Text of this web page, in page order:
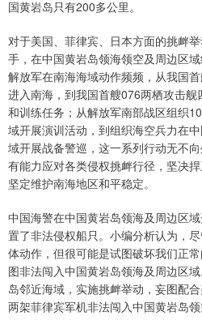
国黄岩岛只有200多公里。
对于美国、菲律宾、日本方面的挑衅
手，在中国黄岩岛领海领空及周边区
解放军在南海海域动作频频，从我国首
进入南海，到我国首艘076两栖攻击
和训练任务；从解放军南部战区组织
域开展演训活动，到组织海空兵力在
域开展战备警巡，这一系列行动无不向
有能力应对各类侵权挑衅行径，坚决
坚定维护南海地区和平稳定。
中国海警在中国黄岩岛领海及周边区
置了非法侵权船只。小编分析认为，
体动作，但很可能是试图破坏我们正
图非法闯入中国黄岩岛领海及周边区
岛邻近海域，实施挑衅举动，妄图配
两架菲律宾军机非法闯入中国黄岩岛领